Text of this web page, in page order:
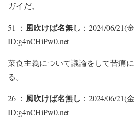
ガイだ。
51 ： 風吹けば名無し ：2024/06/21(
ID:g4nCHiPw0.net
菜食主義について議論をして苦痛
る。
26 ： 風吹けば名無し ：2024/06/21(
ID:g4nCHiPw0.net